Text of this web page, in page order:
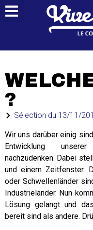
?
Sélection du 13/11/
Wir uns darüber einig
Entwicklung
nachzudenken. Dabei
und einem Zeitfenster.
oder Schwellenländer
Industrieländer. Nun
Lösung gelangt und
bereit sind als andere.